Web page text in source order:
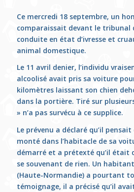
Ce mercredi 18 septembre, un
comparaissait devant le tribunal
conduite en état d’ivresse et
animal domestique.
Le 11 avril denier, l’individu
alcoolisé avait pris sa voiture
kilomètres laissant son chien
dans la portière. Tiré sur
» n’a pas survécu à ce supplice.
Le prévenu a déclaré qu’il
monté dans l’habitacle de sa
démarré et a prétexté qu’il était
se souvenant de rien. Un
(Haute-Normandie) a pourtant
témoignage, il a précisé qu’il